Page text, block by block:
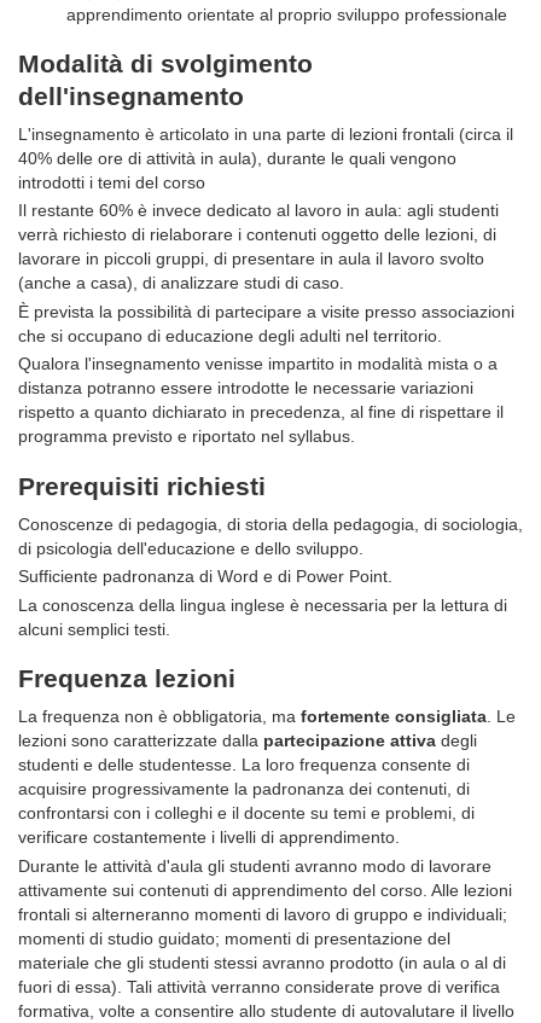
apprendimento orientate al proprio sviluppo professionale
Modalità di svolgimento
dell'insegnamento
L'insegnamento è articolato in una parte di lezioni frontali (circa il
40% delle ore di attività in aula), durante le quali vengono
introdotti i temi del corso
Il restante 60% è invece dedicato al lavoro in aula: agli studenti
verrà richiesto di rielaborare i contenuti oggetto delle lezioni, di
lavorare in piccoli gruppi, di presentare in aula il lavoro svolto
(anche a casa), di analizzare studi di caso.
È prevista la possibilità di partecipare a visite presso associazioni
che si occupano di educazione degli adulti nel territorio.
Qualora l'insegnamento venisse impartito in modalità mista o a
distanza potranno essere introdotte le necessarie variazioni
rispetto a quanto dichiarato in precedenza, al fine di rispettare il
programma previsto e riportato nel syllabus.
Prerequisiti richiesti
Conoscenze di pedagogia, di storia della pedagogia, di sociologia,
di psicologia dell'educazione e dello sviluppo.
Sufficiente padronanza di Word e di Power Point.
La conoscenza della lingua inglese è necessaria per la lettura di
alcuni semplici testi.
Frequenza lezioni
La frequenza non è obbligatoria, ma fortemente consigliata. Le
lezioni sono caratterizzate dalla partecipazione attiva degli
studenti e delle studentesse. La loro frequenza consente di
acquisire progressivamente la padronanza dei contenuti, di
confrontarsi con i colleghi e il docente su temi e problemi, di
verificare costantemente i livelli di apprendimento.
Durante le attività d'aula gli studenti avranno modo di lavorare
attivamente sui contenuti di apprendimento del corso. Alle lezioni
frontali si alterneranno momenti di lavoro di gruppo e individuali;
momenti di studio guidato; momenti di presentazione del
materiale che gli studenti stessi avranno prodotto (in aula o al di
fuori di essa). Tali attività verranno considerate prove di verifica
formativa, volte a consentire allo studente di autovalutare il livello